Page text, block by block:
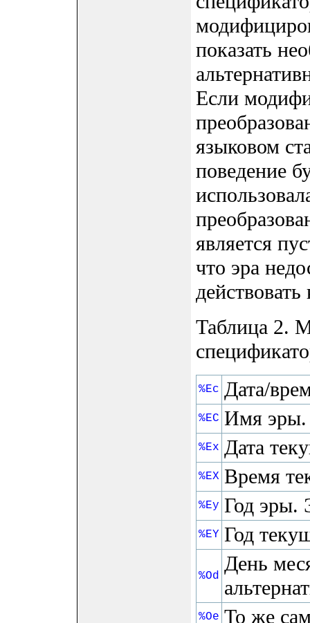
показать
Если
языковом
поведение
является
что эра
Таблица 2.
%Ec Дата/
%EC Имя эры.
%Ex Дата
%EX Время
%Ey Год эры.
%EY Год
%Od
День
%Oe То же